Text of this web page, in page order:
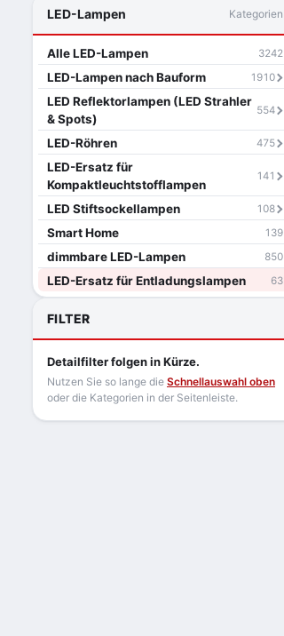
LED-Lampen Kategorien
Alle LED-Lampen 3242
LED-Lampen nach Bauform 1910
LED Reflektorlampen (LED Strahler
& Spots)
554
LED-Röhren 475
LED-Ersatz für
Kompaktleuchtstofflampen
141
LED Stiftsockellampen 108
Smart Home 139
dimmbare LED-Lampen 850
LED-Ersatz für Entladungslampen 63
FILTER
Detailfilter folgen in Kürze.
Nutzen Sie so lange die Schnellauswahl oben
oder die Kategorien in der Seitenleiste.